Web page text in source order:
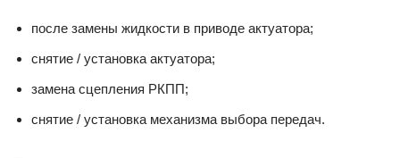
после замены жидкости в приводе актуатора;
снятие / установка актуатора;
замена сцепления РКПП;
снятие / установка механизма выбора передач.